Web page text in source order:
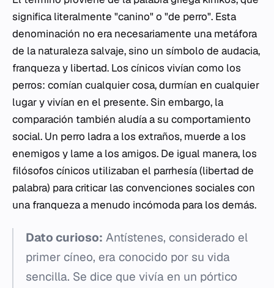
significa literalmente "canino" o "de perro". Esta
denominación no era necesariamente una metáfora
de la naturaleza salvaje, sino un símbolo de audacia,
franqueza y libertad. Los cínicos vivían como los
perros: comían cualquier cosa, durmían en cualquier
lugar y vivían en el presente. Sin embargo, la
comparación también aludía a su comportamiento
social. Un perro ladra a los extraños, muerde a los
enemigos y lame a los amigos. De igual manera, los
filósofos cínicos utilizaban el parrhesía(libertad de
palabra) para criticar las convenciones sociales con
una franqueza a menudo incómoda para los demás.
Dato curioso: Antístenes, considerado el
primer cíneo, era conocido por su vida
sencilla. Se dice que vivía en un pórtico